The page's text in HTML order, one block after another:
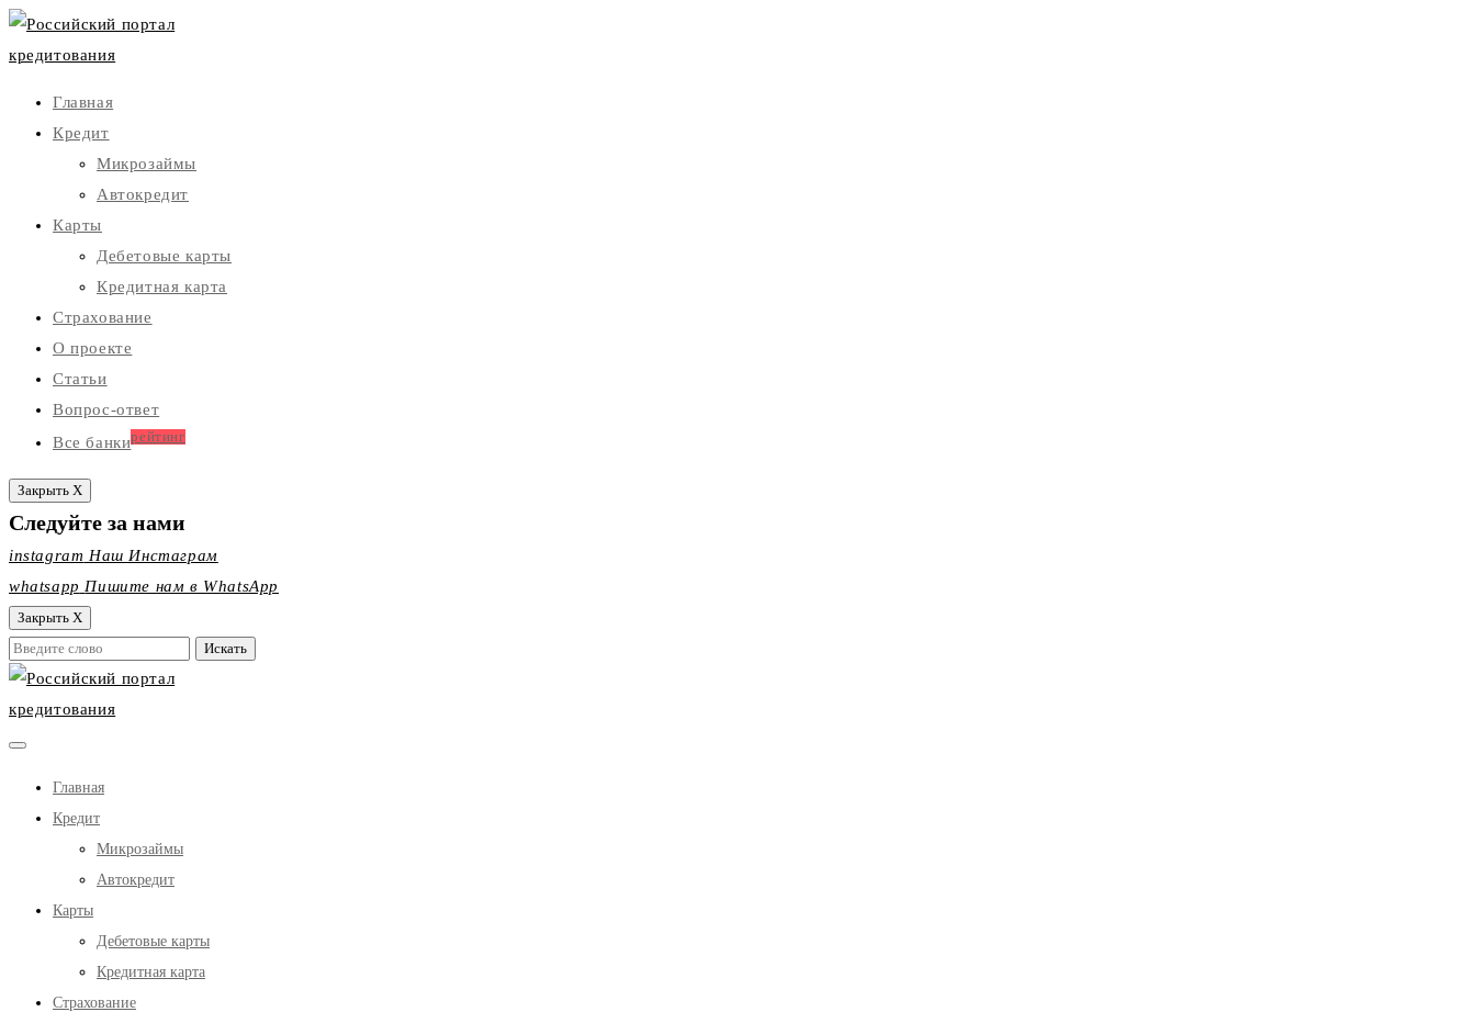
Главная
Кредит
Микрозаймы
Автокредит
Карты
Дебетовые карты
Кредитная карта
Страхование
О проекте
Статьи
Вопрос-ответ
Все банкирейтинг
Закрыть X
Следуйте за нами
instagram Наш Инстаграм
whatsapp Пишите нам в WhatsApp
Закрыть X
Главная
Кредит
Микрозаймы
Автокредит
Карты
Дебетовые карты
Кредитная карта
Страхование